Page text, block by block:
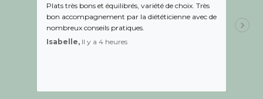
Plats très bons et équilibrés, variété de choix. Très
bon accompagnement par la diététicienne avec de
nombreux conseils pratiques.
Isabelle, Il y a 4 heures
de l
aidé